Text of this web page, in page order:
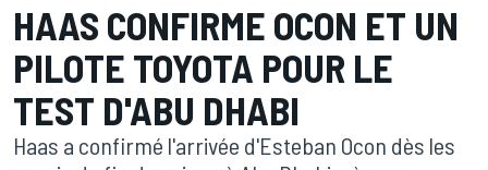
HAAS CONFIRME OCON ET UN
PILOTE TOYOTA POUR LE
TEST D'ABU DHABI
Haas a confirmé l'arrivée d'Esteban Ocon dès les